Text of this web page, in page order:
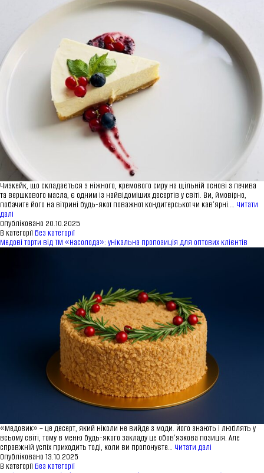
Чизкейк, що складається з ніжного, кремового сиру на щільній основі з печива
та вершкового масла, є одним із найвідоміших десертів у світі. Ви, ймовірно,
побачите його на вітрині будь-якої поважної кондитерської чи кав’ярні.… Читати
далі
секрет
світової
любові
та
Опубліковано 20.10.2025
В категорії Без категорії
Медові торти від ТМ «Насолода»: унікальна пропозиція для оптових клієнтів
«Медовик» – це десерт, який ніколи не вийде з моди. Його знають і люблять у
всьому світі, тому в меню будь-якого закладу це обов’язкова позиція. Але
справжній успіх приходить тоді, коли ви пропонуєте… Читати далі
Опубліковано 13.10.2025
В категорії Без категорії